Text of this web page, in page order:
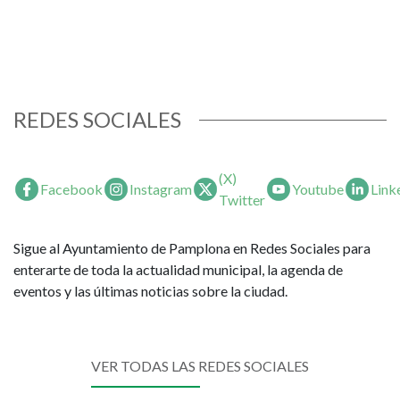
REDES SOCIALES
Facebook Instagram
(X)
Twitter
Youtube
Sigue al Ayuntamiento de Pamplona en Redes Sociales para
enterarte de toda la actualidad municipal, la agenda de
eventos y las últimas noticias sobre la ciudad.
VER TODAS LAS REDES SOCIALES